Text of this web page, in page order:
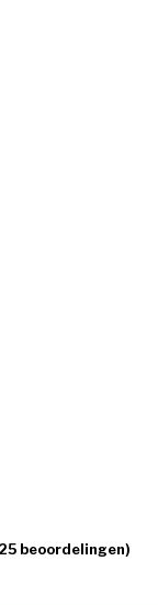
beoordelingen)